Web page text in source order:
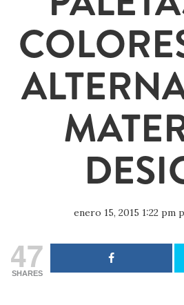
enero 15, 2015 1:22 pm
47
SHARES